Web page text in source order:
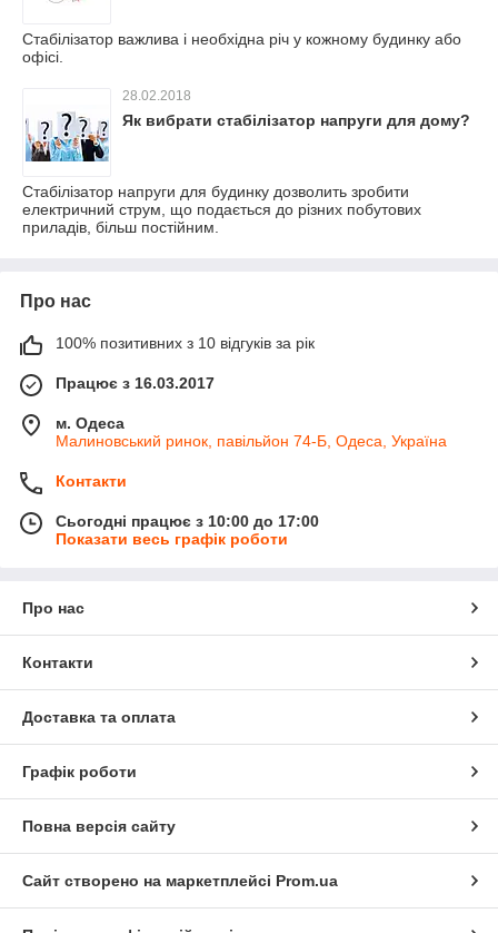
Стабілізатор важлива і необхідна річ у кожному будинку або
офісі.
28.02.2018
Як вибрати стабілізатор напруги для дому?
Стабілізатор напруги для будинку дозволить зробити
електричний струм, що подається до різних побутових
приладів, більш постійним.
Про нас
100% позитивних з 10 відгуків за рік
Працює з 16.03.2017
м. Одеса
Малиновський ринок, павільйон 74-Б, Одеса, Україна
Контакти
Сьогодні працює з 10:00 до 17:00
Показати весь графік роботи
Про нас
Контакти
Доставка та оплата
Графік роботи
Повна версія сайту
Сайт створено на маркетплейсі Prom.ua